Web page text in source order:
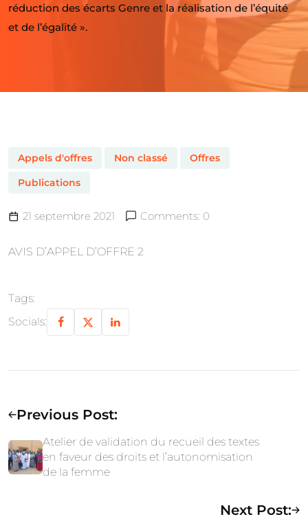
réduction des écarts Genre et la réalisation de l’équité
et de l’égalité ».
Appels d'offres Non classé
Offres
Publications
21 septembre 2021 Comments: 0
AVIS D’APPEL D’OFFRE 2
Tags:
Socials:
Previous Post:
Atelier de validation du recueil des textes
en faveur des droits et l’autonomisation
de la femme
Next Post: